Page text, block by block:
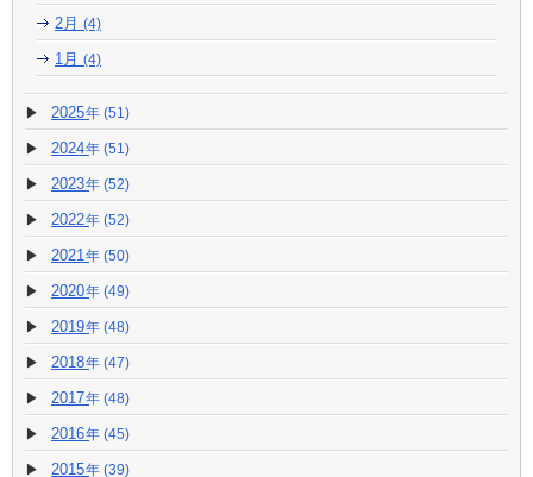
2月 (4)
1月 (4)
2025 (51)
2024 (51)
2023 (52)
2022 (52)
2021 (50)
2020 (49)
2019 (48)
2018 (47)
2017 (48)
2016 (45)
2015 (39)